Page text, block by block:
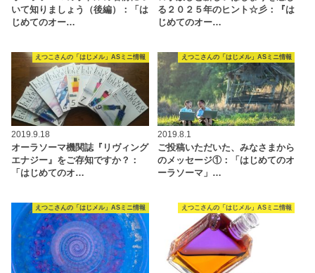
いて知りましょう（後編）：「は
じめてのオー…
る２０２５年のヒント☆彡：『は
じめてのオー…
えつこさんの「はじメル」ASミニ情報
2019.9.18
オーラソーマ機関誌『リヴィング
エナジー』をご存知ですか？：
「はじめてのオ…
えつこさんの「はじメル」ASミニ情報
2019.8.1
ご投稿いただいた、みなさまから
のメッセージ①：「はじめてのオ
ーラソーマ」…
えつこさんの「はじメル」ASミニ情報 えつこさんの「はじメル」ASミニ情報